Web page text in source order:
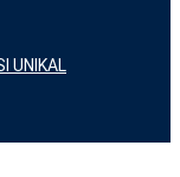
UNIKAL